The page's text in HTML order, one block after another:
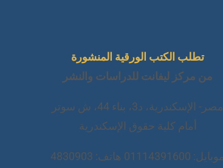
تطلب الكتب الورقية المنشورة
من مركز ليفانت للدراسات والنشر
مصر- الإسكندرية، د3، بناء 44، ش سوتر
أمام كلية حقوق الإسكندرية
موبايل: 01114391600 هاتف: 4830903